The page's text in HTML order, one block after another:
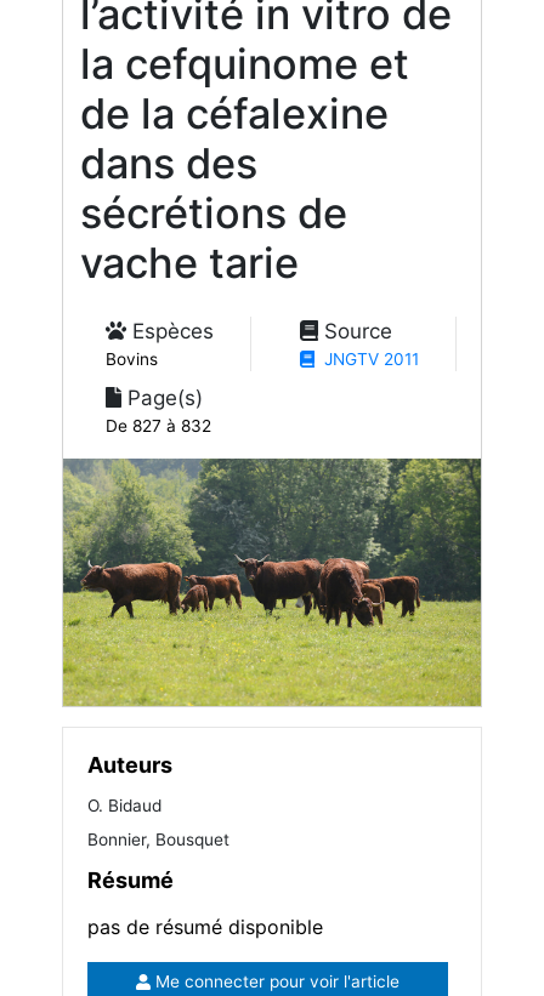
l’activité in vitro de
la cefquinome et
de la céfalexine
dans des
sécrétions de
vache tarie
Espèces
Bovins
Source
JNGTV 2011
Page(s)
De 827 à 832
Auteurs
O. Bidaud
Bonnier, Bousquet
Résumé
pas de résumé disponible
Me connecter pour voir l'article